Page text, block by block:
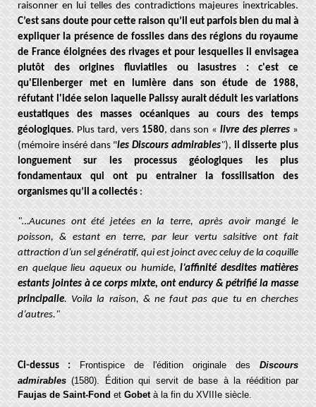
raisonner en lui telles des contradictions majeures inextricables.
C’est sans doute pour cette raison qu’il eut parfois bien du mal à
expliquer la présence de fossiles dans des régions du royaume
de France éloignées des rivages et pour lesquelles il envisagea
plutôt des origines fluviatiles ou lasustres : c'est ce
qu'Ellenberger met en lumière dans son étude de 1988,
réfutant l'idée selon laquelle Palissy aurait déduit les variations
eustatiques des masses océaniques au cours des temps
géologiques. Plus tard, vers1580, dans son «livre des pierres»
(mémoire inséré dans "les Discours admirables"),il disserte plus
longuement sur les processus géologiques les plus
fondamentaux qui ont pu entrainer la fossilisation des
organismes qu’il a collectés:
"…Aucunes ont été jetées en la terre, après avoir mangé le
poisson, & estant en terre, par leur vertu salsitive ont fait
attraction d’un sel génératif, qui est joinct avec celuy de la coquille
en quelque lieu aqueux ou humide,l’affinité desdites matières
estants jointes à ce corps mixte, ont endurcy & pétrifié la masse
principalle. Voila la raison, & ne faut pas que tu en cherches
d’autres."
Ci-dessus : Frontispice de l'édition originale desDiscours
admirables (1580). Édition quiservit de base à laréédition par
Faujas de Saint-FondetGobetà la fin du XVIIIe siècle.